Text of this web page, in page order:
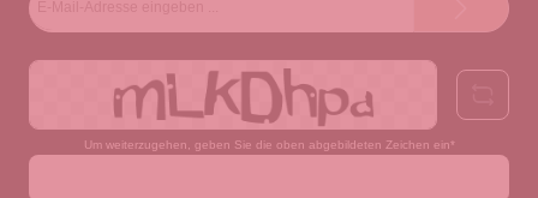
Um weiterzugehen, geben Sie die oben abgebildeten Zeichen ein*